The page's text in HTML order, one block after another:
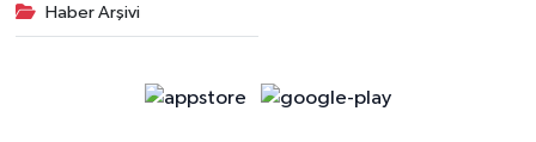
Haber Arşivi